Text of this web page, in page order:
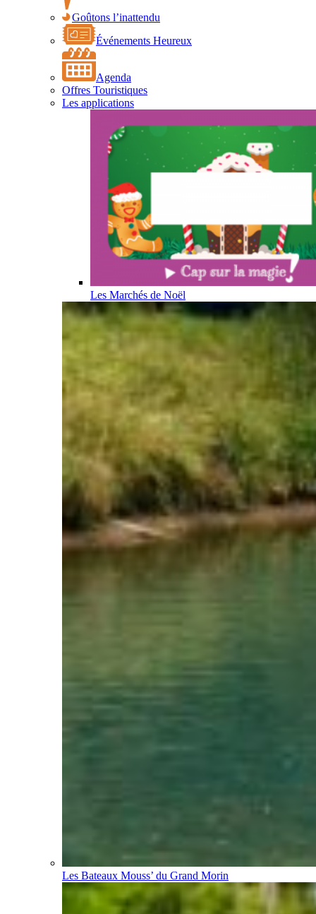
Goûtons l’inattendu
Événements Heureux
Agenda
Offres Touristiques
Les applications
Les Marchés de Noël
Les Bateaux Mouss’ du Grand Morin